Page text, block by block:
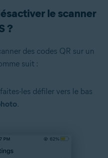
le scanner
?
des codes QR sur un
suit :
les défiler vers le bas
.